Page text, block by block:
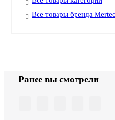
Все товары бренда
Ранее вы смотрели